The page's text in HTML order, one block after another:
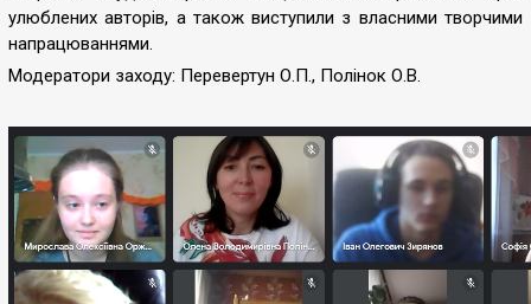
улюблених авторів, а також виступили з власними творчими
напрацюваннями.
Модератори заходу: Перевертун О.П., Полінок О.В.